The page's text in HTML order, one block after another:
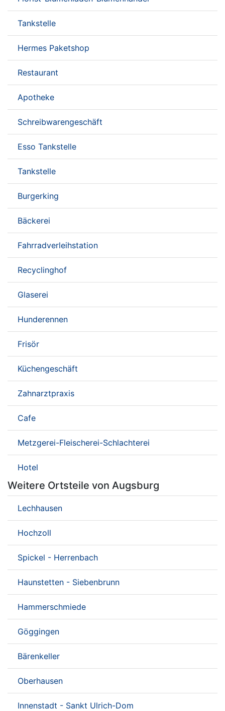
Weitere Ortsteile von Augsburg
Lechhausen
Hochzoll
Spickel - Herrenbach
Haunstetten - Siebenbrunn
Hammerschmiede
Göggingen
Bärenkeller
Oberhausen
Innenstadt - Sankt Ulrich-Dom
Tankstelle
Hermes Paketshop
Restaurant
Apotheke
Schreibwarengeschäft
Esso Tankstelle
Tankstelle
Burgerking
Bäckerei
Fahrradverleihstation
Recyclinghof
Glaserei
Hunderennen
Frisör
Küchengeschäft
Zahnarztpraxis
Cafe
Metzgerei-Fleischerei-Schlachterei
Hotel